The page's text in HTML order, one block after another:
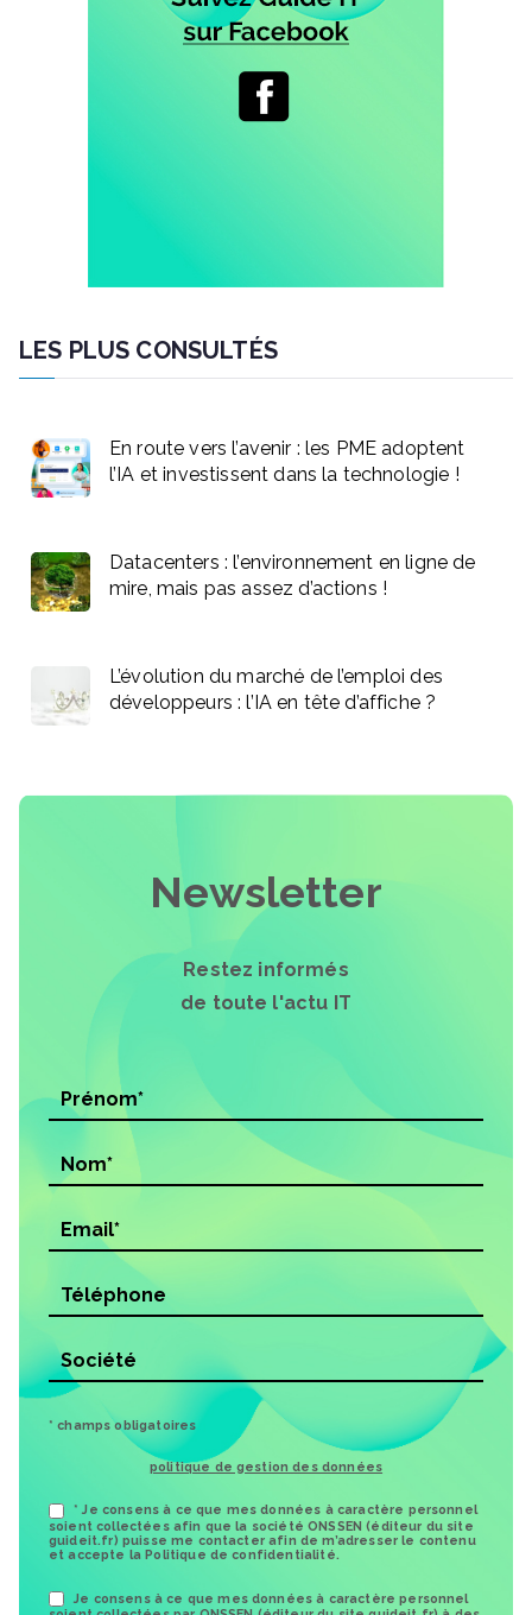
LES PLUS CONSULTÉS
En route vers l’avenir : les PME adoptent
l’IA et investissent dans la technologie !
Datacenters : l’environnement en ligne de
mire, mais pas assez d’actions !
L’évolution du marché de l’emploi des
développeurs : l’IA en tête d’affiche ?
Newsletter
Restez informés
de toute l'actu IT
* champs obligatoires
politique de gestion des données
* Je consens à ce que mes données à caractère personnel
soient collectées afin que la société ONSSEN (éditeur du site
guideit.fr) puisse me contacter afin de m’adresser le contenu
et accepte la Politique de confidentialité.
Je consens à ce que mes données à caractère personnel